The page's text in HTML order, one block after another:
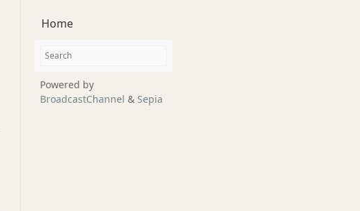
Home
Powered by
BroadcastChannel & Sepia